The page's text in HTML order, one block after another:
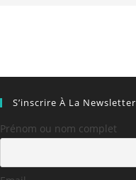
S’inscrire À La Newsletter
Prénom ou nom complet